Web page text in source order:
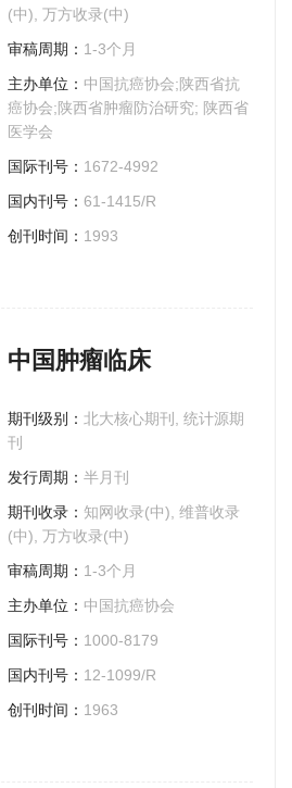
(中), 万方收录(中)
审稿周期： 1-3个月
主办单位： 中国抗癌协会;陕西省抗
癌协会;陕西省肿瘤防治研究; 陕西省
医学会
国际刊号： 1672-4992
国内刊号： 61-1415/R
创刊时间： 1993
中国肿瘤临床
期刊级别： 北大核心期刊, 统计源期
刊
发行周期： 半月刊
期刊收录： 知网收录(中), 维普收录
(中), 万方收录(中)
审稿周期： 1-3个月
主办单位： 中国抗癌协会
国际刊号： 1000-8179
国内刊号： 12-1099/R
创刊时间： 1963